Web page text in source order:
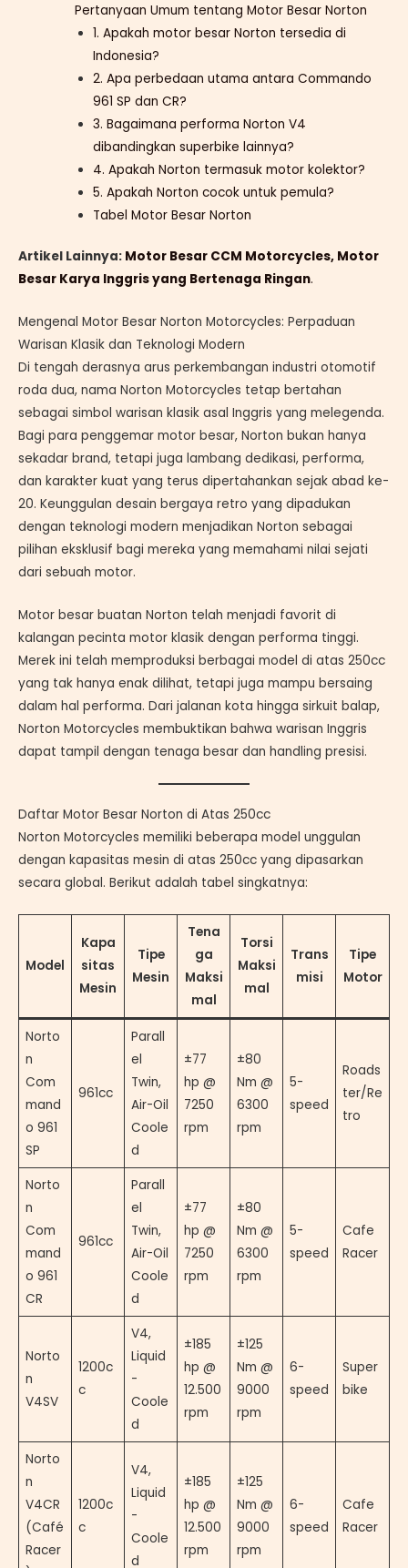
Pertanyaan Umum tentang Motor Besar Norton
1. Apakah motor besar Norton tersedia di
Indonesia?
2. Apa perbedaan utama antara Commando
961 SP dan CR?
3. Bagaimana performa Norton V4
dibandingkan superbike lainnya?
4. Apakah Norton termasuk motor kolektor?
5. Apakah Norton cocok untuk pemula?
Tabel Motor Besar Norton
Artikel Lainnya: Motor Besar CCM Motorcycles, Motor
Besar Karya Inggris yang Bertenaga Ringan.
Mengenal Motor Besar Norton Motorcycles: Perpaduan
Warisan Klasik dan Teknologi Modern
Di tengah derasnya arus perkembangan industri otomotif
roda dua, nama Norton Motorcycles tetap bertahan
sebagai simbol warisan klasik asal Inggris yang melegenda.
Bagi para penggemar motor besar, Norton bukan hanya
sekadar brand, tetapi juga lambang dedikasi, performa,
dan karakter kuat yang terus dipertahankan sejak abad ke-
20. Keunggulan desain bergaya retro yang dipadukan
dengan teknologi modern menjadikan Norton sebagai
pilihan eksklusif bagi mereka yang memahami nilai sejati
dari sebuah motor.
Motor besar buatan Norton telah menjadi favorit di
kalangan pecinta motor klasik dengan performa tinggi.
Merek ini telah memproduksi berbagai model di atas 250cc
yang tak hanya enak dilihat, tetapi juga mampu bersaing
dalam hal performa. Dari jalanan kota hingga sirkuit balap,
Norton Motorcycles membuktikan bahwa warisan Inggris
dapat tampil dengan tenaga besar dan handling presisi.
Daftar Motor Besar Norton di Atas 250cc
Norton Motorcycles memiliki beberapa model unggulan
dengan kapasitas mesin di atas 250cc yang dipasarkan
secara global. Berikut adalah tabel singkatnya:
Model
Kapa
sitas
Mesin
Tipe
Mesin
Tena
ga
Maksi
mal
Torsi
Maksi
mal
Trans
misi
Tipe
Motor
Norto
n
Com
mand
o 961
SP
961cc
Parall
el
Twin,
Air-Oil
Coole
d
±77
hp @
7250
rpm
±80
Nm @
6300
rpm
5-
speed
Roads
ter/Re
tro
Norto
n
Com
mand
o 961
CR
961cc
Parall
el
Twin,
Air-Oil
Coole
d
±77
hp @
7250
rpm
±80
Nm @
6300
rpm
5-
speed
Cafe
Racer
Norto
n
V4SV
1200c
c
V4,
Liquid
-
Coole
d
±185
hp @
12.500
rpm
±125
Nm @
9000
rpm
6-
speed
Super
bike
Norto
n
V4CR
(Café
Racer
1200c
c
V4,
Liquid
-
Coole
d
±185
hp @
12.500
rpm
±125
Nm @
9000
rpm
6-
speed
Cafe
Racer